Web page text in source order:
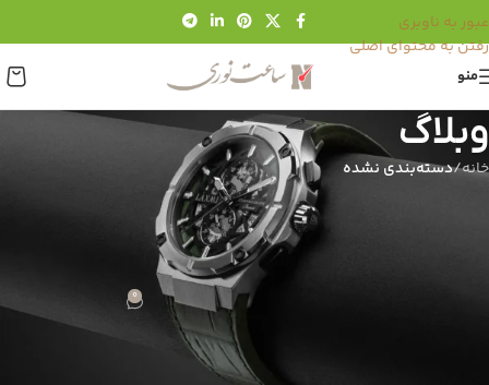
عبور به ناوبری
رفتن به محتوای اصلی
منو
وبلاگ
خانه/دسته‌بندی نشده
دسته‌بندی نشده
خرید و بررسی ساعت دنیل ولینگتون
مینی
مدیریت ساعت نوری در آذر 17, 1404 0
خرید و بررسی ساعت دنیل ولینگتون مینی